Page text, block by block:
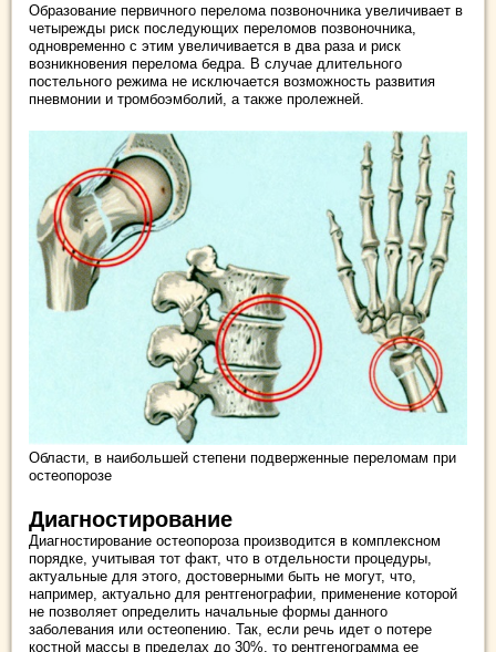
Образование первичного перелома позвоночника увеличивает в
четырежды риск последующих переломов позвоночника,
одновременно с этим увеличивается в два раза и риск
возникновения перелома бедра. В случае длительного
постельного режима не исключается возможность развития
пневмонии и тромбоэмболий, а также пролежней.
Области, в наибольшей степени подверженные переломам при
остеопорозе
Диагностирование
Диагностирование остеопороза производится в комплексном
порядке, учитывая тот факт, что в отдельности процедуры,
актуальные для этого, достоверными быть не могут, что,
например, актуально для рентгенографии, применение которой
не позволяет определить начальные формы данного
заболевания или остеопению. Так, если речь идет о потере
костной массы в пределах до 30%, то рентгенограмма ее